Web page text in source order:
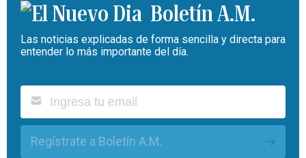
Boletín A.M.
Las noticias explicadas de forma sencilla y directa para
entender lo más importante del día.
Regístrate a Boletín A.M.